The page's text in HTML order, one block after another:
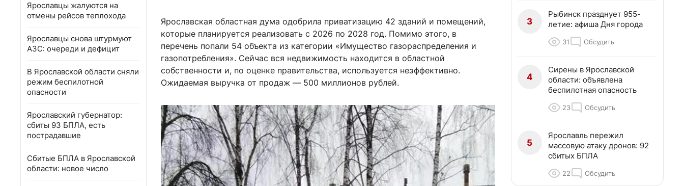
Ярославцы жалуются на
отмены рейсов теплохода
Ярославцы снова штурмуют
АЗС: очереди и дефицит
В Ярославской области сняли
режим беспилотной
опасности
Ярославский губернатор:
сбиты 93 БПЛА, есть
пострадавшие
Сбитые БПЛА в Ярославской
области: новое число
Ярославская областная дума одобрила приватизацию 42 зданий и помещений,
которые планируется реализовать с 2026 по 2028 год. Помимо этого, в
перечень попали 54 объекта из категории «Имущество газораспределения и
газопотребления». Сейчас вся недвижимость находится в областной
собственности и, по оценке правительства, используется неэффективно.
Ожидаемая выручка от продаж — 500 миллионов рублей.
3
Рыбинск празднует 955-
летие: афиша Дня города
31 Обсудить
4
Сирены в Ярославской
области: объявлена
беспилотная опасность
23 Обсудить
5
Ярославль пережил
массовую атаку дронов: 92
сбитых БПЛА
22 Обсудить